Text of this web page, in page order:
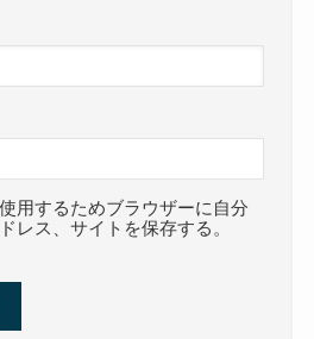
用するためブラウザーに自分
レス、サイトを保存する。